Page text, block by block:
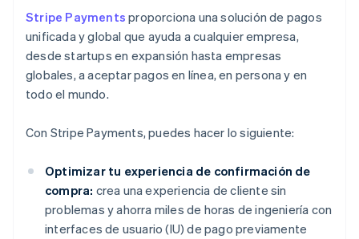
Stripe Payments proporciona una solución de pagos
unificada y global que ayuda a cualquier empresa,
desde startups en expansión hasta empresas
globales, a aceptar pagos en línea, en persona y en
todo el mundo.
Con Stripe Payments, puedes hacer lo siguiente:
Optimizar tu experiencia de confirmación de
compra: crea una experiencia de cliente sin
problemas y ahorra miles de horas de ingeniería con
interfaces de usuario (IU) de pago previamente